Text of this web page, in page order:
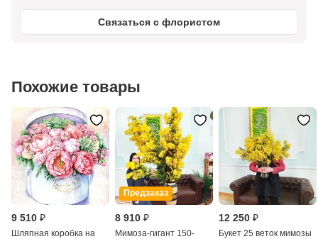
Связаться с флористом
Похожие товары
9 510 ₽
Шляпная коробка на
Предзаказ
8 910 ₽
Мимоза-гигант 150-
12 250 ₽
Букет 25 веток мимозы